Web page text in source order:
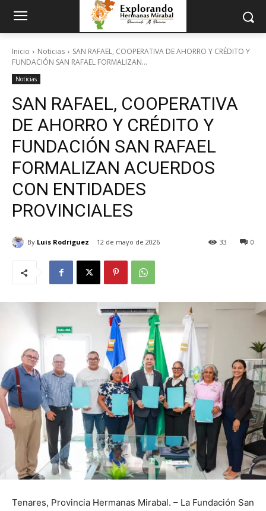
Inicio Noticias
SAN RAFAEL, COOPERATIVA DE AHORRO Y CRÉDITO Y
FUNDACIÓN SAN RAFAEL FORMALIZAN...
Noticias
SAN RAFAEL, COOPERATIVA
DE AHORRO Y CRÉDITO Y
FUNDACIÓN SAN RAFAEL
FORMALIZAN ACUERDOS
CON ENTIDADES
PROVINCIALES
By Luis Rodriguez 12 de mayo de 2026 0
33
Tenares, Provincia Hermanas Mirabal. – La Fundación San